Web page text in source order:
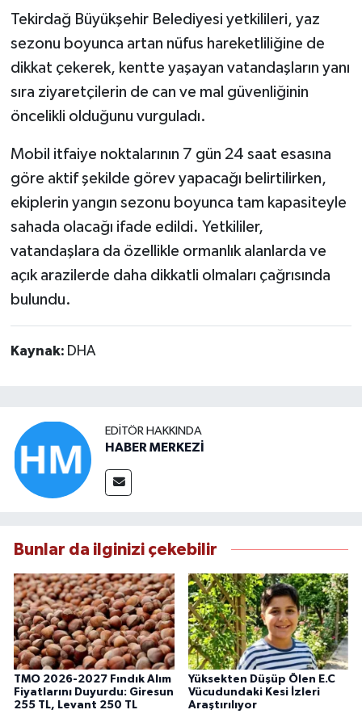
Tekirdağ Büyükşehir Belediyesi yetkilileri, yaz
sezonu boyunca artan nüfus hareketliliğine de
dikkat çekerek, kentte yaşayan vatandaşların yanı
sıra ziyaretçilerin de can ve mal güvenliğinin
öncelikli olduğunu vurguladı.
Mobil itfaiye noktalarının 7 gün 24 saat esasına
göre aktif şekilde görev yapacağı belirtilirken,
ekiplerin yangın sezonu boyunca tam kapasiteyle
sahada olacağı ifade edildi. Yetkililer,
vatandaşlara da özellikle ormanlık alanlarda ve
açık arazilerde daha dikkatli olmaları çağrısında
bulundu.
Kaynak: DHA
EDITÖR HAKKINDA
HABER MERKEZİ
Bunlar da ilginizi çekebilir
TMO 2026-2027 Fındık Alım
Fiyatlarını Duyurdu: Giresun
255 TL, Levant 250 TL
Yüksekten Düşüp Ölen E.C
Vücudundaki Kesi İzleri
Araştırılıyor